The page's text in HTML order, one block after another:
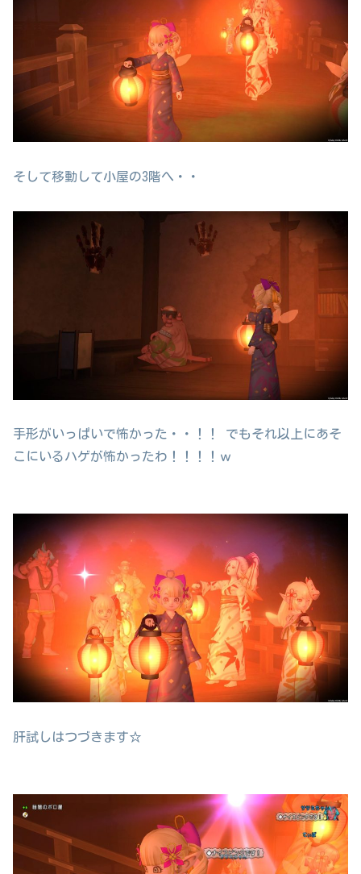
そして移動して小屋の3階へ・・
手形がいっぱいで怖かった・・！！ でもそれ以上にあそ
こにいるハゲが怖かったわ！！！！ｗ
肝試しはつづきます☆